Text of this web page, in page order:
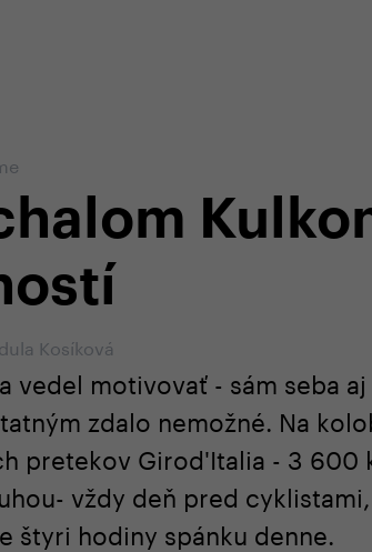
Kosíková
vedel motivovať - sám seba
zdalo nemožné. Na
pretekov Girod'Italia - 3 600
vždy deň pred
štyri hodiny spánku denne.